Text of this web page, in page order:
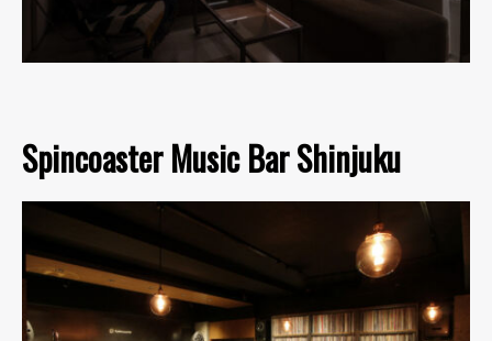
Spincoaster Music Bar Shinjuku